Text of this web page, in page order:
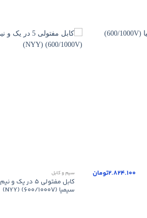
2.824.100تومان سیم و کابل
کابل مفتولی ۵ در یک و نیم
سیمیا (۶۰۰/۱۰۰۰V) (NYY)